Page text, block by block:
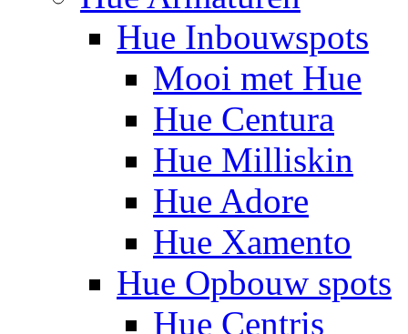
Hue Inbouwspots
Mooi met Hue
Hue Centura
Hue Milliskin
Hue Adore
Hue Xamento
Hue Opbouw spots
Hue Centris